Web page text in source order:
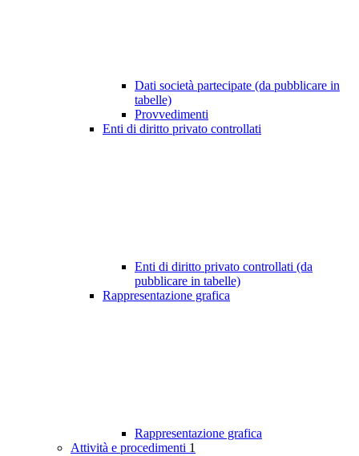
Dati società partecipate (da pubblicare in
tabelle)
Provvedimenti
Enti di diritto privato controllati
Enti di diritto privato controllati (da
pubblicare in tabelle)
Rappresentazione grafica
Rappresentazione grafica
Attività e procedimenti 1